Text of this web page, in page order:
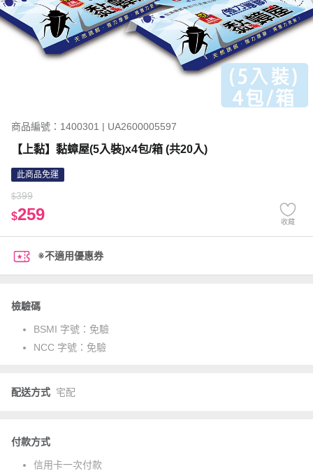
商品編號：1400301 | UA2600005597
【上黏】黏蟑屋(5入裝)x4包/箱 (共20入)
此商品免運
$399
$259 收藏
※不適用優惠券
檢驗碼
BSMI 字號： 免驗
NCC 字號： 免驗
配送方式 宅配
付款方式
信用卡一次付款